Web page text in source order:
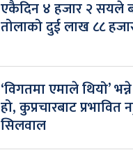
एकैदिन ४ हजार २ सयले
तोलाको दुई लाख ८८
‘विगतमा एमाले थियो’
हो, कुप्रचारबाट प्रभावित
सिलवाल